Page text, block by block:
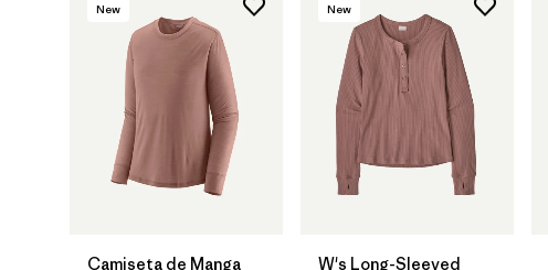
New
Camiseta de Manga
New
W's Long-Sleeved